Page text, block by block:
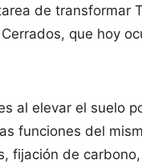
de transformar
que hoy
al elevar el suelo
funciones del
fijación de